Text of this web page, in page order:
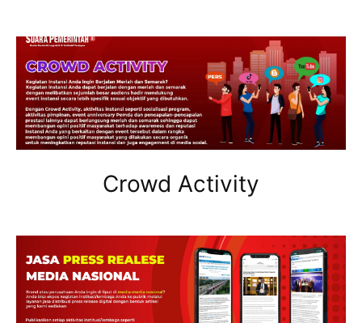
Crowd Activity